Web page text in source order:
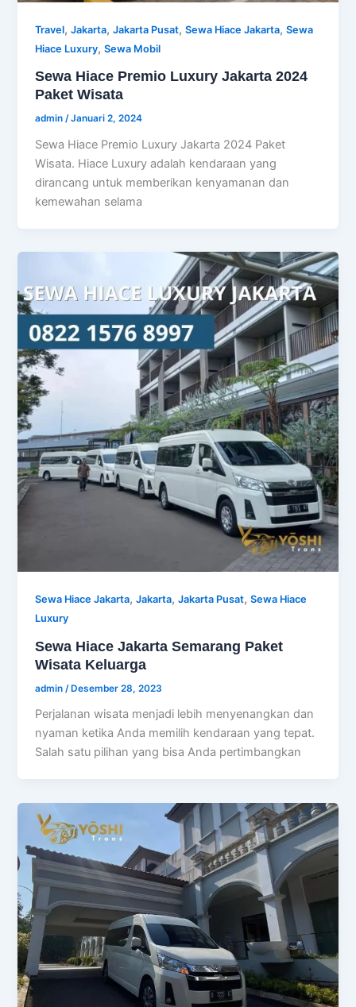
Travel,Jakarta,Jakarta Pusat,Sewa Hiace Jakarta,Sewa
Hiace Luxury,Sewa Mobil
Sewa Hiace Premio Luxury Jakarta 2024
Paket Wisata
admin/Januari 2, 2024
Sewa Hiace Premio Luxury Jakarta 2024 Paket
Wisata. Hiace Luxury adalah kendaraan yang
dirancang untuk memberikan kenyamanan dan
kemewahan selama
Sewa Hiace Jakarta,Jakarta,Jakarta Pusat,Sewa Hiace
Luxury
Sewa Hiace Jakarta Semarang Paket
Wisata Keluarga
admin /Desember 28, 2023
Perjalanan wisata menjadi lebih menyenangkan dan
nyaman ketika Anda memilih kendaraan yang tepat.
Salah satu pilihan yang bisa Anda pertimbangkan